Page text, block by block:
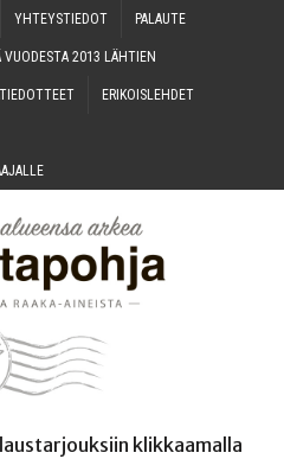
YHTEYS­TIE­DOT PALAU­TE
VUO­DES­TA 2013 LÄHTIEN
ERI­KOIS­LEH­DET
klikkaamalla